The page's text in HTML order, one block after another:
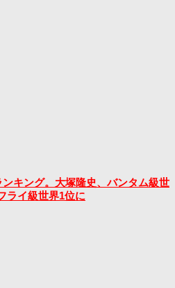
キング。大塚隆史、バンタム級世
ライ級世界1位に